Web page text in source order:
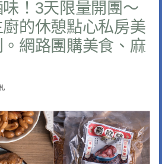
！3天限量開團～
的休憩點心私房美
網路團購美食、麻